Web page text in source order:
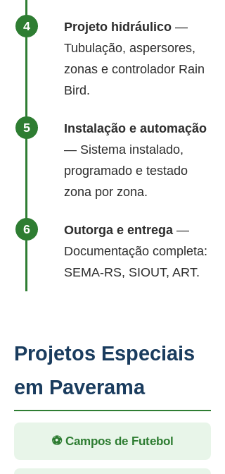
Projeto hidráulico —
Tubulação, aspersores,
zonas e controlador Rain
Bird.
Instalação e automação
— Sistema instalado,
programado e testado
zona por zona.
Outorga e entrega —
Documentação completa:
SEMA-RS, SIOUT, ART.
Projetos Especiais
em Paverama
⚽ Campos de Futebol